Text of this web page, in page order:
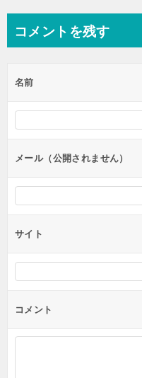
ビ
ー
シ
ョ
ン
コメントを残す
名前
メール（公開されません）
サイト
コメント